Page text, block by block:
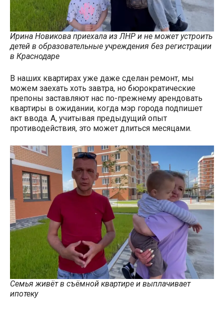
Ирина Новикова приехала из ЛНР и не может устроить
детей в образовательные учреждения без регистрации
в Краснодаре
В наших квартирах уже даже сделан ремонт, мы
можем заехать хоть завтра, но бюрократические
препоны заставляют нас по-прежнему арендовать
квартиры в ожидании, когда мэр города подпишет
акт ввода. А, учитывая предыдущий опыт
противодействия, это может длиться месяцами.
Семья живёт в съёмной квартире и выплачивает
ипотеку